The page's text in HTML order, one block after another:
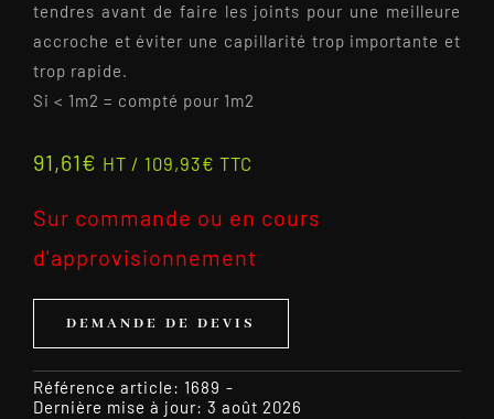
tendres avant de faire les joints pour une meilleure
accroche et éviter une capillarité trop importante et
trop rapide.
Si < 1m2 = compté pour 1m2
91,61€ HT / 109,93€ TTC
Sur commande ou en cours
d'approvisionnement
DEMANDE DE DEVIS
Référence article: 1689 -
Dernière mise à jour: 3 août 2026